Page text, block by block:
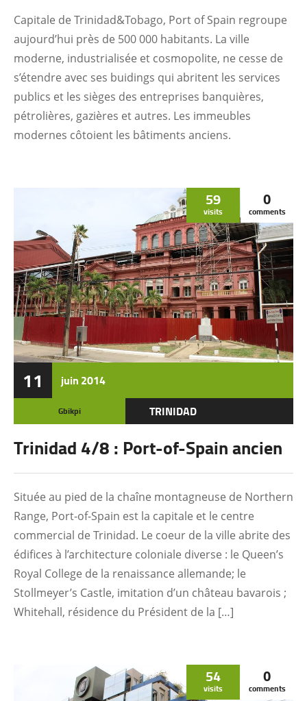
Capitale de Trinidad&Tobago, Port of Spain regroupe
aujourd’hui près de 500 000 habitants. La ville
moderne, industrialisée et cosmopolite, ne cesse de
s’étendre avec ses buidings qui abritent les services
publics et les sièges des entreprises banquières,
pétrolières, gazières et autres. Les immeubles
modernes côtoient les bâtiments anciens.
11 juin 2014
59
visits
0
comments
Gbikpi TRINIDAD
Trinidad 4/8 : Port-of-Spain ancien
Située au pied de la chaîne montagneuse de Northern
Range, Port-of-Spain est la capitale et le centre
commercial de Trinidad. Le coeur de la ville abrite des
édifices à l’architecture coloniale diverse : le Queen’s
Royal College de la renaissance allemande; le
Stollmeyer’s Castle, imitation d’un château bavarois ;
Whitehall, résidence du Président de la […]
54
visits
0
comments